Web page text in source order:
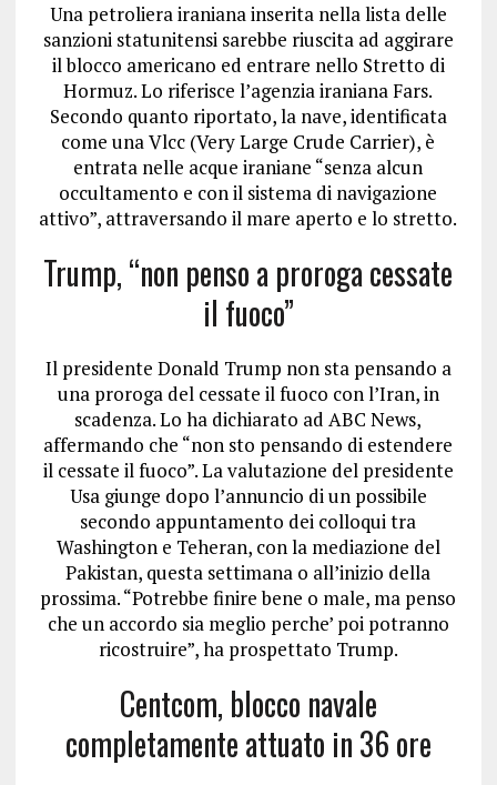
Una petroliera iraniana inserita nella lista delle
sanzioni statunitensi sarebbe riuscita ad aggirare
il blocco americano ed entrare nello Stretto di
Hormuz. Lo riferisce l’agenzia iraniana Fars.
Secondo quanto riportato, la nave, identificata
come una Vlcc (Very Large Crude Carrier), è
entrata nelle acque iraniane “senza alcun
occultamento e con il sistema di navigazione
attivo”, attraversando il mare aperto e lo stretto.
Trump, “non penso a proroga cessate
il fuoco”
Il presidente Donald Trump non sta pensando a
una proroga del cessate il fuoco con l’Iran, in
scadenza. Lo ha dichiarato ad ABC News,
affermando che “non sto pensando di estendere
il cessate il fuoco”. La valutazione del presidente
Usa giunge dopo l’annuncio di un possibile
secondo appuntamento dei colloqui tra
Washington e Teheran, con la mediazione del
Pakistan, questa settimana o all’inizio della
prossima. “Potrebbe finire bene o male, ma penso
che un accordo sia meglio perche’ poi potranno
ricostruire”, ha prospettato Trump.
Centcom, blocco navale
completamente attuato in 36 ore